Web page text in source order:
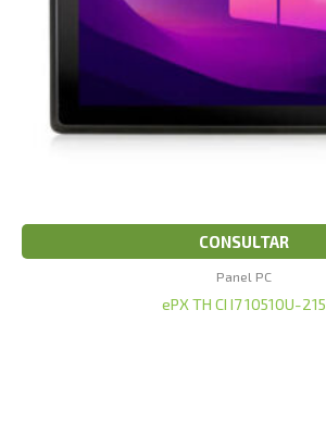
CONSULTAR
Panel PC
ePX TH CI I7 10510U-215